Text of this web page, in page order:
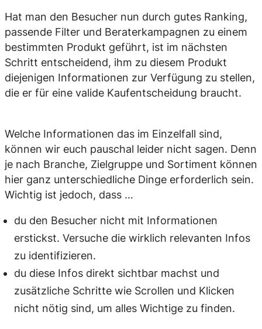
Hat man den Besucher nun durch gutes Ranking,
passende Filter und Beraterkampagnen zu einem
bestimmten Produkt geführt, ist im nächsten
Schritt entscheidend, ihm zu diesem Produkt
diejenigen Informationen zur Verfügung zu stellen,
die er für eine valide Kaufentscheidung braucht.
Welche Informationen das im Einzelfall sind,
können wir euch pauschal leider nicht sagen. Denn
je nach Branche, Zielgruppe und Sortiment können
hier ganz unterschiedliche Dinge erforderlich sein.
Wichtig ist jedoch, dass …
du den Besucher nicht mit Informationen
erstickst. Versuche die wirklich relevanten Infos
zu identifizieren.
du diese Infos direkt sichtbar machst und
zusätzliche Schritte wie Scrollen und Klicken
nicht nötig sind, um alles Wichtige zu finden.